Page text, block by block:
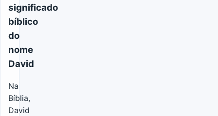
significado
bíblico
do
nome
David
Na
Bíblia,
David